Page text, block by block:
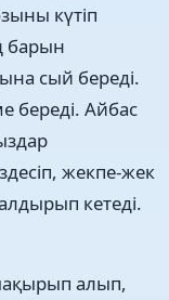
күтіп
барын
сый береді.
береді. Айбас
жекпе-жек
кетеді.
алып,